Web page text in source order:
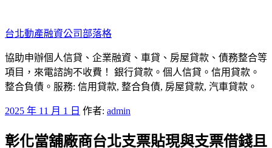
至
主
要
內
容
台北動產融資公司部落格
協助申辦個人信貸、企業融資、車貸、房屋貸款、債務整合等
項目，來電諮詢不收費！ 銀行貸款。個人信貸。信用貸款。
整合負債。服務: 信用貸款, 整合負債, 房屋貸款, 汽車貸款。
發
於
2025 年 11 月 1 日 作者: admin
彰化當舖廠商台北支票貼現與支票借錢且